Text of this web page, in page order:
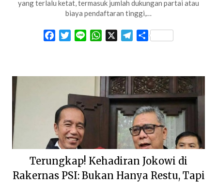
yang terlalu ketat, termasuk jumlah dukungan partai atau
biaya pendaftaran tinggi,…
FacebookTwitterLine WhatsApp Telegram
Share
Terungkap! Kehadiran Jokowi di
Rakernas PSI: Bukan Hanya Restu, Tapi